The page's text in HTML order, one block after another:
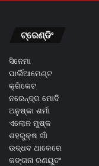
ଟ୍ରେଣ୍ଡିଂ
ସିନେମା
ପାର୍ଲିଆମେଣ୍ଟ
କ୍ରିକେଟ
ନରେନ୍ଦ୍ର ମୋଦି
ଅନୁଷ୍କା ଶର୍ମା
ଏଲୋନ ମୁଷ୍କ
ଶହରୁକ୍ଷ ଖାଁ
ଉଦ୍ଧବ ଥାକେରେ
କଙ୍ଗନା ରଣୟୁତଂ